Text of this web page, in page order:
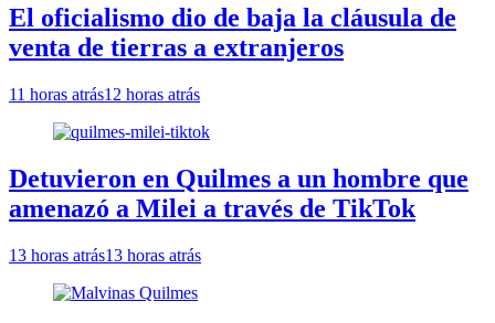
El oficialismo dio de baja la cláusula de
venta de tierras a extranjeros
11 horas atrás12 horas atrás
Detuvieron en Quilmes a un hombre que
amenazó a Milei a través de TikTok
13 horas atrás13 horas atrás